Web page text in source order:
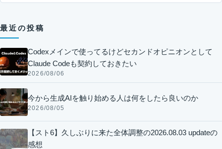
最近の投稿
Codexメインで使ってるけどセカンドオピニオンとして
Claude Codeも契約しておきたい
2026/08/06
今から生成AIを触り始める人は何をしたら良いのか
2026/08/05
【スト6】久しぶりに来た全体調整の2026.08.03 updateの
感想